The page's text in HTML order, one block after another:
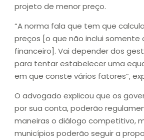
projeto de menor preço.
“A norma fala que tem que
preços [o que não inclui somente
financeiro]. Vai depender dos
para tentar estabelecer uma
em que conste vários fatores”,
O advogado explicou que os
por sua conta, poderão
maneiras o diálogo competitivo,
municípios poderão seguir a